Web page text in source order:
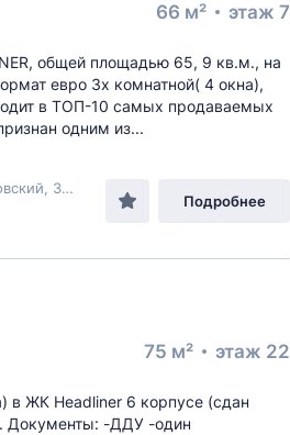
66 м² этаж 7
общей площадью 65, 9 кв.м., на
евро 3х комнатной( 4 окна),
в ТОП-10 самых продаваемых
одним из...
, 39к6
Подробнее
75 м² этаж 22
в ЖК Headliner 6 корпусе (сдан
Документы: -ДДУ -один